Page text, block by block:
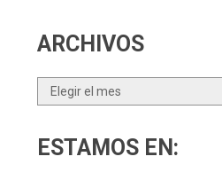
ARCHIVOS
Archivos
ESTAMOS EN: